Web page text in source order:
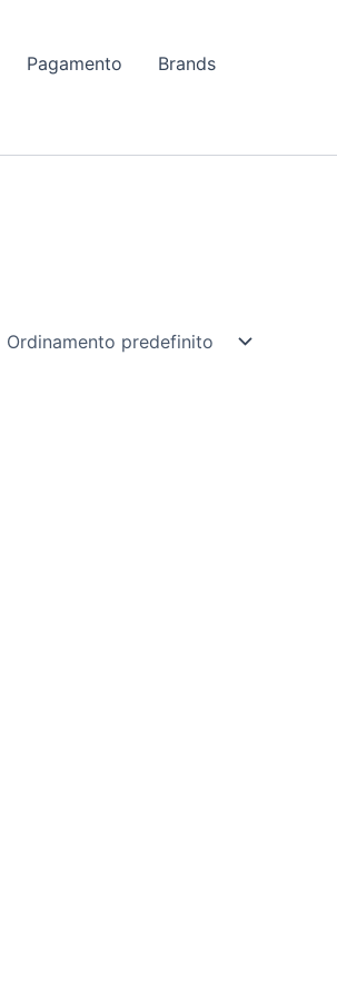
Pagamento
Brands